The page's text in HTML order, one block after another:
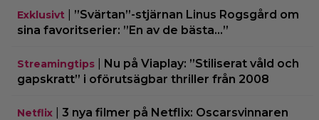
Exklusivt
”Svärtan”-stjärnan Linus Rogsgård om
sina favoritserier: ”En av de bästa…”
Streamingtips
Nu på Viaplay: ”Stiliserat våld och
gapskratt” i oförutsägbar thriller från 2008
Netflix
3 nya filmer på Netflix: Oscarsvinnaren